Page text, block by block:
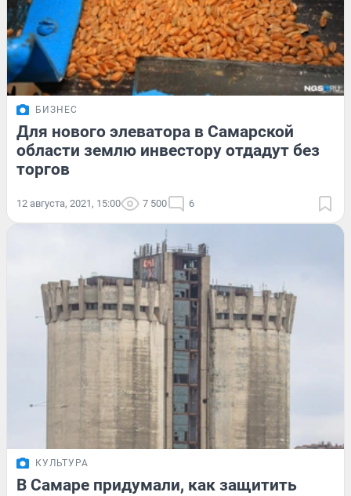
БИЗНЕС
Для нового элеватора в Самарской
области землю инвестору отдадут без
торгов
12 августа, 2021, 15:00 7 500 6
КУЛЬТУРА
В Самаре придумали, как защитить